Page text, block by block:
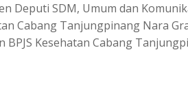
Deputi SDM, Umum dan
Cabang Tanjungpinang Nara
BPJS Kesehatan Cabang